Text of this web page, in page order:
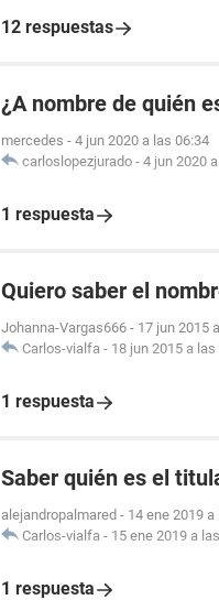
12 respuestas
¿A nombre de quién
mercedes - 4 jun 2020 a las 06:34
carloslopezjurado - 4 jun 2020
1 respuesta
Quiero saber el
Johanna-Vargas666 - 17 jun 2015
Carlos-vialfa - 18 jun 2015 a las
1 respuesta
Saber quién es el
alejandropalmared - 14 ene 2019 a
Carlos-vialfa - 15 ene 2019 a
1 respuesta